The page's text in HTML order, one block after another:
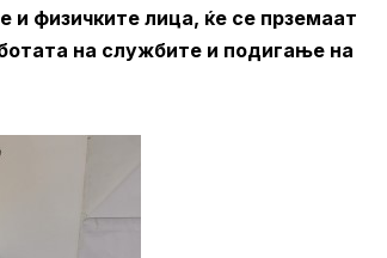
и физичките лица, ќе се прземаат
на службите и подигање на